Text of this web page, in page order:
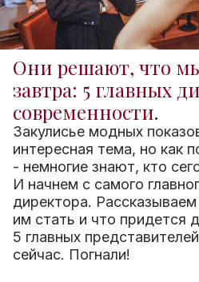
Они решают, что
завтра: 5 главных
современности.
Закулисье модных
интересная тема, но как
- немногие знают, кто
И начнем с самого
директора.
им стать и что придется
5 главных
сейчас. Погнали!